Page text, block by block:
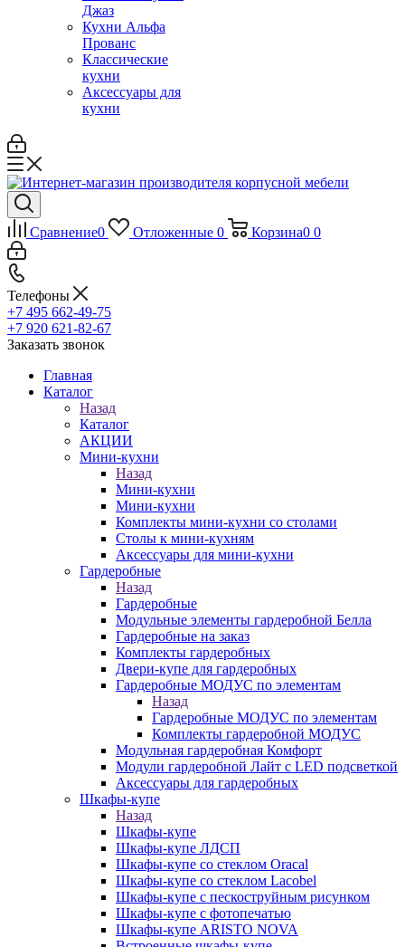
Джаз
Кухни Альфа
Прованс
Классические
кухни
Аксессуары для
кухни
Сравнение0 Отложенные 0 Корзина0 0
Телефоны
+7 495 662-49-75
+7 920 621-82-67
Заказать звонок
Главная
Каталог
Назад
Каталог
АКЦИИ
Мини-кухни
Назад
Мини-кухни
Мини-кухни
Комплекты мини-кухни со столами
Столы к мини-кухням
Аксессуары для мини-кухни
Гардеробные
Назад
Гардеробные
Модульные элементы гардеробной Белла
Гардеробные на заказ
Комплекты гардеробных
Двери-купе для гардеробных
Гардеробные МОДУС по элементам
Назад
Гардеробные МОДУС по элементам
Комплекты гардеробной МОДУС
Модульная гардеробная Комфорт
Модули гардеробной Лайт с LED подсветкой
Аксессуары для гардеробных
Шкафы-купе
Назад
Шкафы-купе
Шкафы-купе ЛДСП
Шкафы-купе со стеклом Oracal
Шкафы-купе со стеклом Lacobel
Шкафы-купе с пескоструйным рисунком
Шкафы-купе с фотопечатью
Шкафы-купе ARISTO NOVA